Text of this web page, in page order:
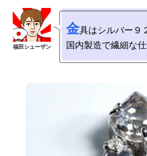
金具はシルバー９